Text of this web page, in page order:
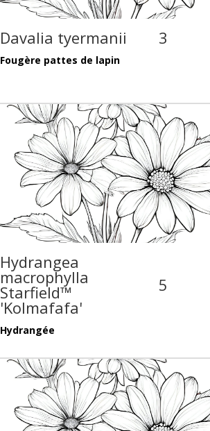
Davalia tyermanii 3
Fougère pattes de lapin
Hydrangea
macrophylla
Starfield™
'Kolmafafa'
5
Hydrangée